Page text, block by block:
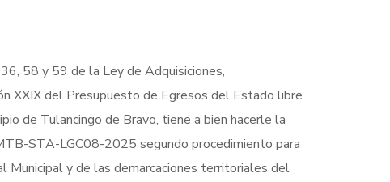
58 y 59 de la Ley de Adquisiciones,
XXIX del Presupuesto de Egresos del Estado libre
de Tulancingo de Bravo, tiene a bien hacerle la
STA-LGC08-2025 segundo procedimiento para
Municipal y de las demarcaciones territoriales del